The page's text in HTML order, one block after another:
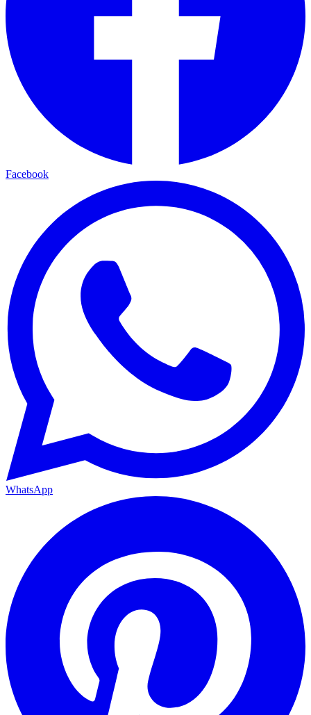
Facebook
WhatsApp